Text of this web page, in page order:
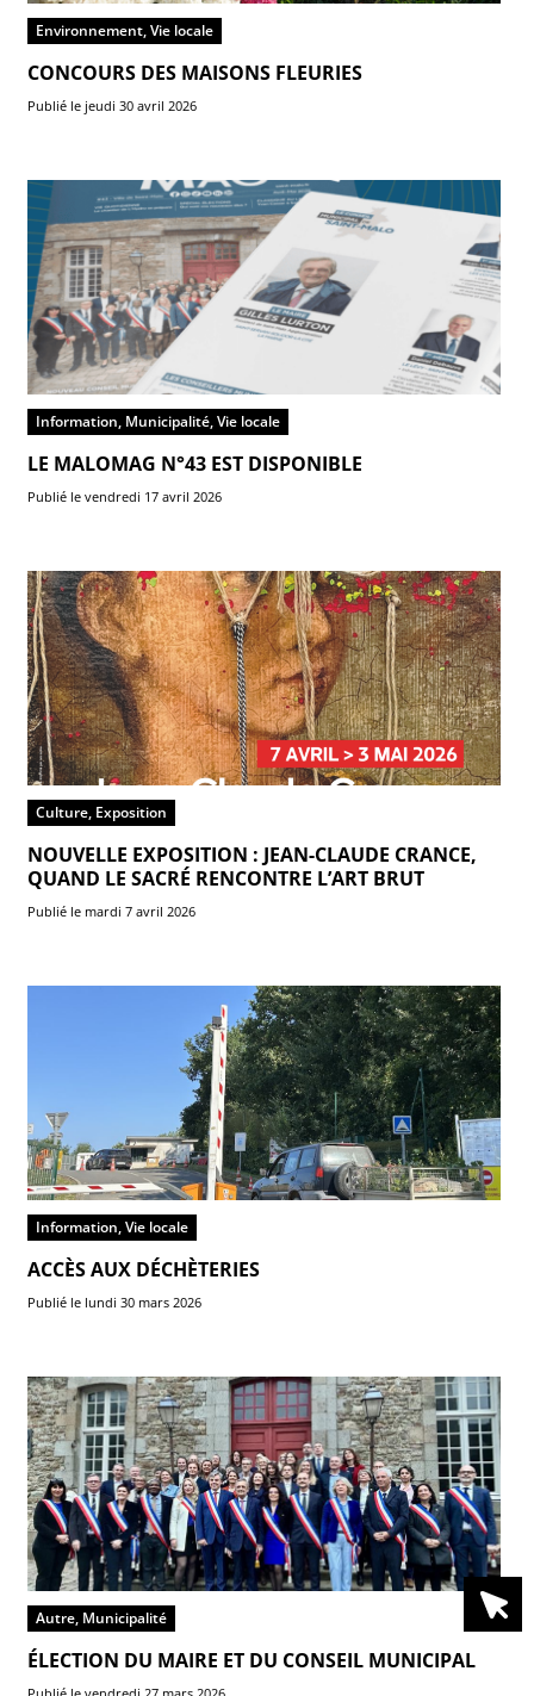
Environnement, Vie locale
CONCOURS DES MAISONS FLEURIES
Publié le jeudi 30 avril 2026
Information, Municipalité, Vie locale
LE MALOMAG N°43 EST DISPONIBLE
Publié le vendredi 17 avril 2026
Culture, Exposition
NOUVELLE EXPOSITION : JEAN-CLAUDE CRANCE,
QUAND LE SACRÉ RENCONTRE L’ART BRUT
Publié le mardi 7 avril 2026
Information, Vie locale
ACCÈS AUX DÉCHÈTERIES
Publié le lundi 30 mars 2026
Autre, Municipalité
ÉLECTION DU MAIRE ET DU CONSEIL MUNICIPAL